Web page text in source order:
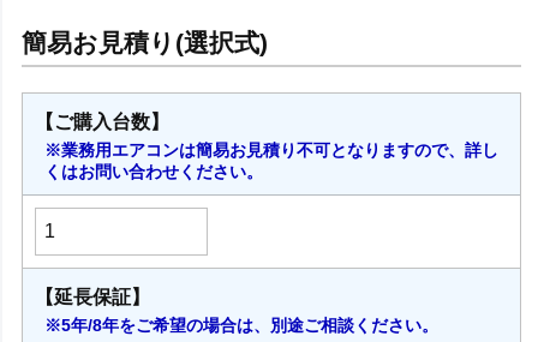
【ご購入台数】
※業務用エアコンは簡易お見積り不可となりますので、詳し
くはお問い合わせください。
【延長保証】
※5年/8年をご希望の場合は、別途ご相談ください。